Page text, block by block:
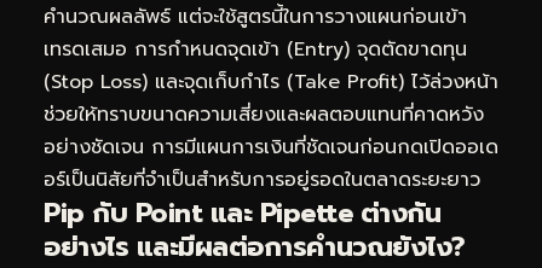
คำนวณผลลัพธ์ แต่จะใช้สูตรนี้ในการวางแผนก่อนเข้า
เทรดเสมอ การกำหนดจุดเข้า (Entry) จุดตัดขาดทุน
(Stop Loss) และจุดเก็บกำไร (Take Profit) ไว้ล่วงหน้า
ช่วยให้ทราบขนาดความเสี่ยงและผลตอบแทนที่คาดหวัง
อย่างชัดเจน การมีแผนการเงินที่ชัดเจนก่อนกดเปิดออเด
อร์เป็นนิสัยที่จำเป็นสำหรับการอยู่รอดในตลาดระยะยาว
Pip กับ Point และ Pipette ต่างกัน
อย่างไร และมีผลต่อการคำนวณยังไง?